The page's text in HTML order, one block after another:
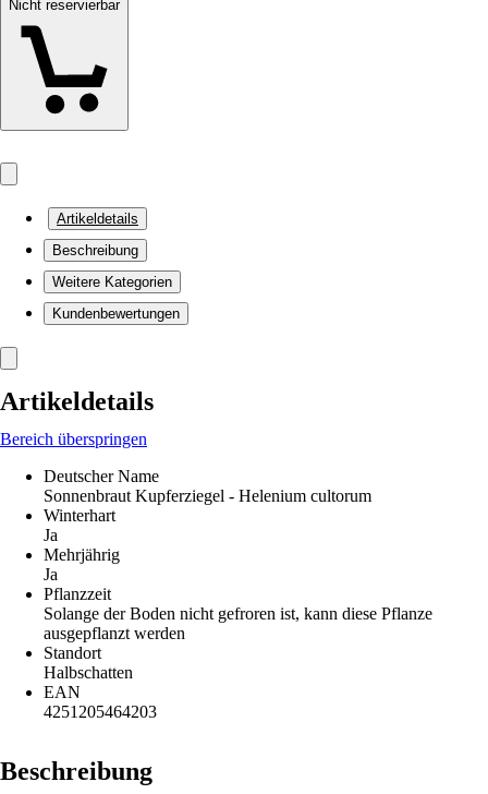
Nicht reservierbar
Artikeldetails
Beschreibung
Weitere Kategorien
Kundenbewertungen
Artikeldetails
Bereich überspringen
Deutscher Name
Sonnenbraut Kupferziegel - Helenium cultorum
Winterhart
Ja
Mehrjährig
Ja
Pflanzzeit
Solange der Boden nicht gefroren ist, kann diese Pflanze
ausgepflanzt werden
Standort
Halbschatten
EAN
4251205464203
Beschreibung